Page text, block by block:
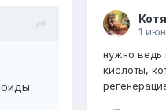
1
нужно ведь
кислоты,